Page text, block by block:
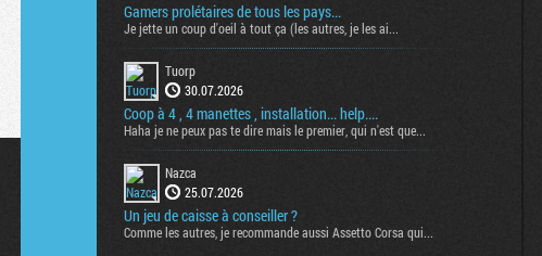
Gamers prolétaires de tous les pays...
Je jette un coup d'oeil à tout ça (les autres, je les ai...
Tuorp
30.07.2026
Coop à 4 , 4 manettes , installation... help....
Haha je ne peux pas te dire mais le premier, qui n'est que...
Nazca
25.07.2026
Un jeu de caisse à conseiller ?
Comme les autres, je recommande aussi Assetto Corsa qui...